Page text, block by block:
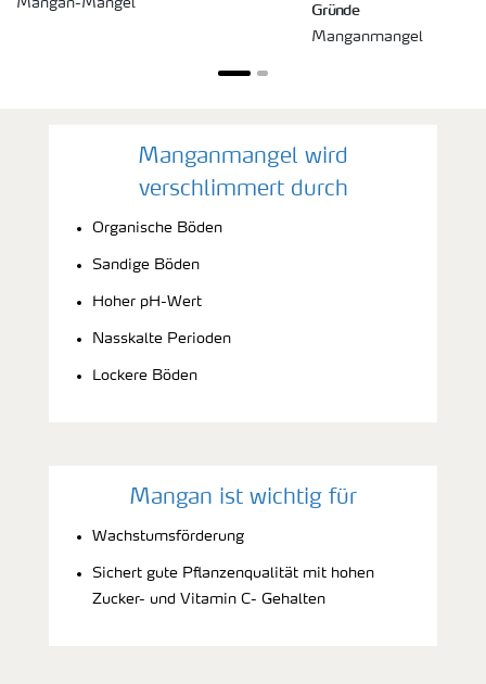
Mangan-Mangel Gründe
Manganmangel
Manganmangel wird
verschlimmert durch
Organische Böden
Sandige Böden
Hoher pH-Wert
Nasskalte Perioden
Lockere Böden
Mangan ist wichtig für
Wachstumsförderung
Sichert gute Pflanzenqualität mit hohen
Zucker- und Vitamin C- Gehalten